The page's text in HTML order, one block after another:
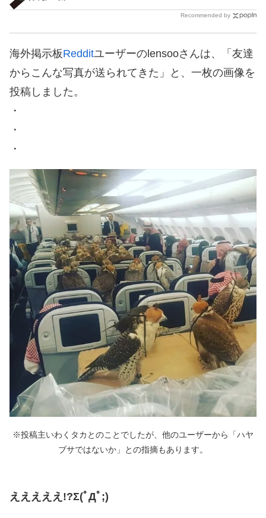
Recommended by
海外掲示板Redditユーザーのlensooさんは、「友達
からこんな写真が送られてきた」と、一枚の画像を
投稿しました。
・
・
・
※投稿主いわくタカとのことでしたが、他のユーザーから「ハヤ
ブサではないか」との指摘もあります。
えええええ!?Σ(ﾟДﾟ;)